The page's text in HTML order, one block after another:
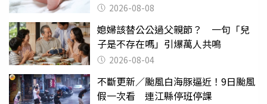
2026-08-08
媳婦該替公公過父親節？ 一句「兒
子是不存在嗎」引爆萬人共鳴
2026-08-04
不斷更新／颱風白海豚逼近！9日颱風
假一次看 連江縣停班停課